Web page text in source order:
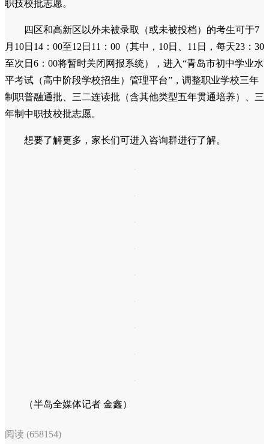
职技校批志愿。
四区和高新区以外未被录取（或未被投档）的考生可于7
月10日14：00至12日11：00（其中，10日、11日，每天23：30
至次日6：00将暂时关闭网报系统），进入“青岛市初中学业水
平考试（高中阶段学校招生）管理平台”，调整职业学校三年
制职普融通批、三二连读批（含其他类型五年贯通培养）、三
年制中职技校批志愿。
想要了解更多，家长们可进入咨询群进行了解。
（半岛全媒体记者 金鑫）
阅读 (658154)